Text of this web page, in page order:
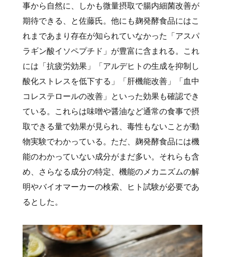
事から自然に、しかも微量摂取で腸内細菌改善が
期待できる、と佐藤氏。他にも麹発酵食品にはこ
れまであまり存在が知られていなかった「アスパ
ラギン酸イソペプチド」が豊富に含まれる。これ
には「抗疲労効果」「アルデヒトの生成を抑制し
酸化ストレスを低下する」「肝機能改善」「血中
コレステロールの改善」といった効果も確認でき
ている。これらは味噌や醤油など通常の食事で摂
取できる量で効果が見られ、毒性もないことが動
物実験でわかっている。ただ、麹発酵食品には機
能のわかっていない成分がまだ多い。それらも含
め、さらなる成分の特定、機能のメカニズムの解
明やバイオマーカーの検索、ヒト試験が必要であ
るとした。